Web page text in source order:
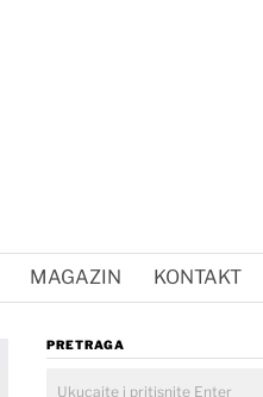
MAGAZIN KONTAKT
PRETRAGA